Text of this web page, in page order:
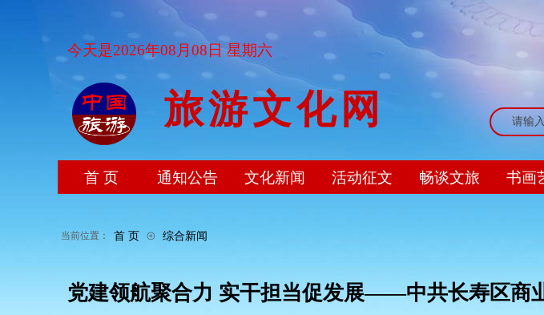
旅游文化网
首 页 ⊙ 综合新闻
当前位置：
首 页 通知公告 文化新闻 活动征文 畅谈文旅 书画
今天是2026年08月08日 星期六
党建领航聚合力 实干担当促发展——中共长寿区商